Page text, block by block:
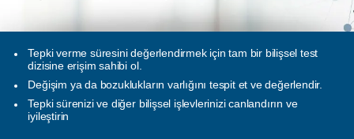
Tepki verme süresini değerlendirmek için tam bir bilişsel test
dizisine erişim sahibi ol.
Değişim ya da bozuklukların varlığını tespit et ve değerlendir.
Tepki sürenizi ve diğer bilişsel işlevlerinizi canlandırın ve
iyileştirin